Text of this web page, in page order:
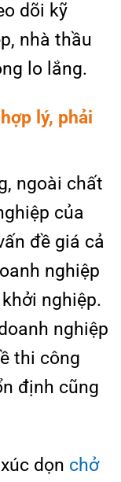
dõi kỹ
nhà thầu
lo lắng.
lý, phải
ngoài chất
của
đề giá cả
nghiệp
nghiệp.
nghiệp
thi công
định cũng
dọn chở